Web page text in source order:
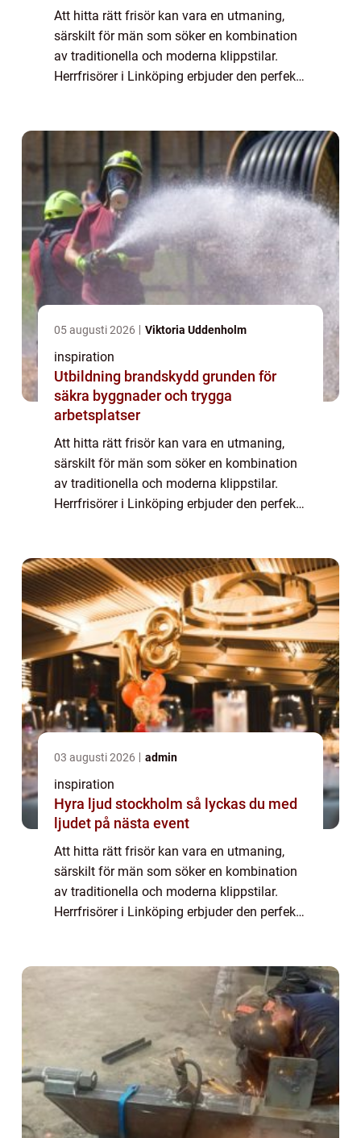
Att hitta rätt frisör kan vara en utmaning,
särskilt för män som söker en kombination
av traditionella och moderna klippstilar.
Herrfrisörer i Linköping erbjuder den perfekta
05 augusti 2026 Viktoria Uddenholm
inspiration
Utbildning brandskydd grunden för
säkra byggnader och trygga
arbetsplatser
Att hitta rätt frisör kan vara en utmaning,
särskilt för män som söker en kombination
av traditionella och moderna klippstilar.
Herrfrisörer i Linköping erbjuder den perfekta
03 augusti 2026 admin
inspiration
Hyra ljud stockholm så lyckas du med
ljudet på nästa event
Att hitta rätt frisör kan vara en utmaning,
särskilt för män som söker en kombination
av traditionella och moderna klippstilar.
Herrfrisörer i Linköping erbjuder den perfekta